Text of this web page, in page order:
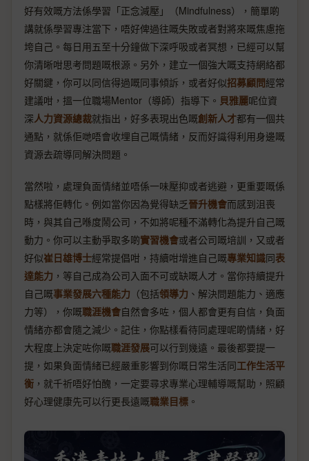
好有效嘅方法係學習「正念減壓」（Mindfulness），簡單啲
講就係學習專注當下，唔好俾過往嘅失敗或者對將來嘅焦慮拖
垮自己。每日用五至十分鐘做下深呼吸或者冥想，已經可以幫
你清晰咁思考問題嘅根源。另外，建立一個強大嘅支持網絡都
好關鍵，你可以同信得過嘅同事傾訴，或者好似招募顧問經常
建議咁，搵一位職場Mentor（導師）指導下。 貝雅麗呢位資
深人力資源總裁就指出，好多表現出色嘅創新人才都有一個共
通點，就係佢哋唔會收埋自己嘅情緒，反而好識得利用身邊嘅
資源去疏導同解決問題。
當然啦，處理負面情緒並唔係一味壓抑或者逃避，更重要嘅係
點樣將佢轉化。例如當你因為覺得缺乏晉升機會而感到沮喪
時，與其自己喺度鬧公司，不如將呢種不滿轉化為提升自己嘅
動力。你可以主動爭取多啲實習機會或者公司嘅培訓，又或者
好似崔日雄博士經常提倡咁，持續咁增進自己嘅專業知識同表
達能力 ，等自己成為公司入面不可或缺嘅人才。當你持續提升
自己嘅事業發展六種能力 （包括領導力 、解決問題能力、適應
力等），你嘅職涯機會自然會多咗，個人都會更有自信，負面
情緒亦都會隨之減少。記住，你點樣看待同處理呢啲情緒，好
大程度上決定咗你嘅職涯發展可以行到幾遠。最後都要提一
提，如果負面情緒已經嚴重影響到你嘅日常生活同工作生活平
衡 ，就千祈唔好怕醜，一定要尋求專業心理輔導嘅幫助，照顧
好心理健康先可以行更長遠嘅職業目標 。